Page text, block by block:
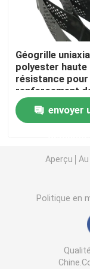
Grille en
tissu de
HDPE Geocell
Sacs de
Géotextile
Contrôle
Géogrille
polyester haute
résistance pour
renforcement
sols, le support
géocellules et
diverses
envoyer
Aperçu
Politique en
Qualité